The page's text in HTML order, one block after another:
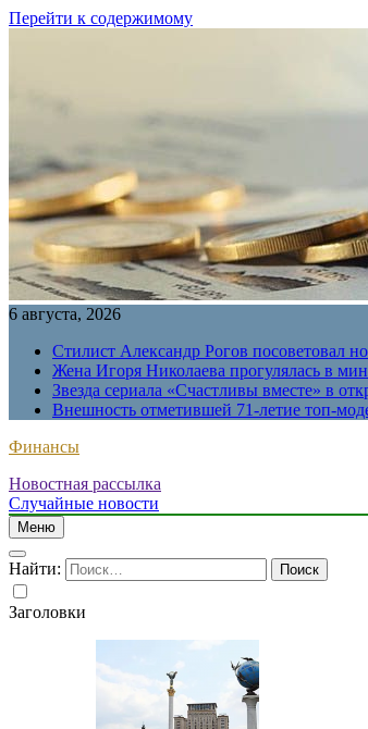
Перейти к содержимому
6 августа, 2026
Стилист Александр Рогов посоветовал
Жена Игоря Николаева прогулялась в
Звезда сериала «Счастливы вместе» в
Внешность отметившей 71-летие топ-
Финансы
Новостная рассылка
Случайные новости
Меню
Найти:
Заголовки